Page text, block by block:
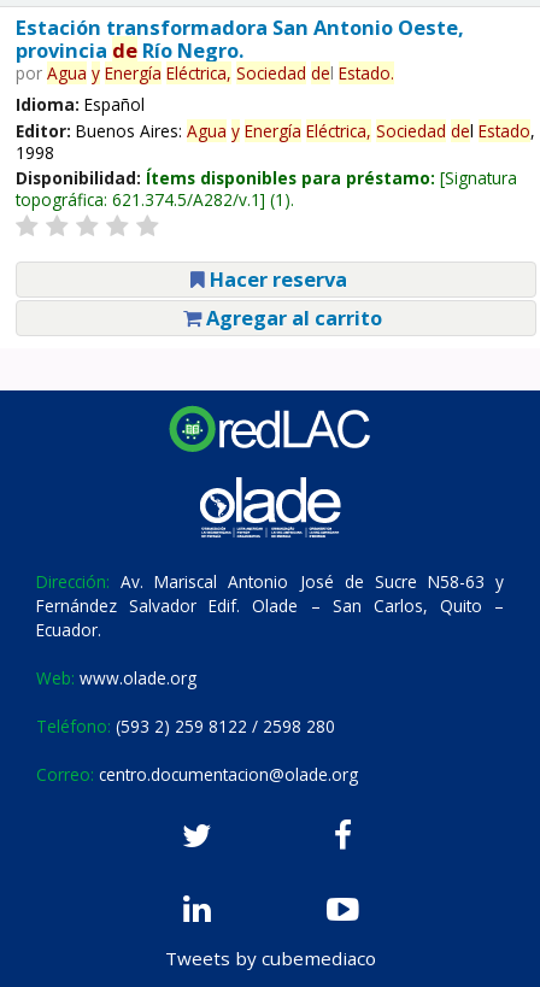
Estación transformadora San Antonio Oeste,
provincia deRío Negro.
por Agua y Energía Eléctrica, Sociedad del Estado.
Idioma: Español
Editor: Buenos Aires: Agua y Energía Eléctrica, Sociedad del Estado,
1998
Disponibilidad: Ítems disponibles para préstamo: Signatura
topográfica: 621.374.5/A282/v.1 (1).
Hacer reserva
Agregar al carrito
Dirección: Av. Mariscal Antonio José de Sucre N58-63 y
Fernández Salvador Edif. Olade – San Carlos, Quito –
Ecuador.
Web: www.olade.org
Teléfono: (593 2) 259 8122 / 2598 280
Correo: centro.documentacion@olade.org
Tweets by cubemediaco